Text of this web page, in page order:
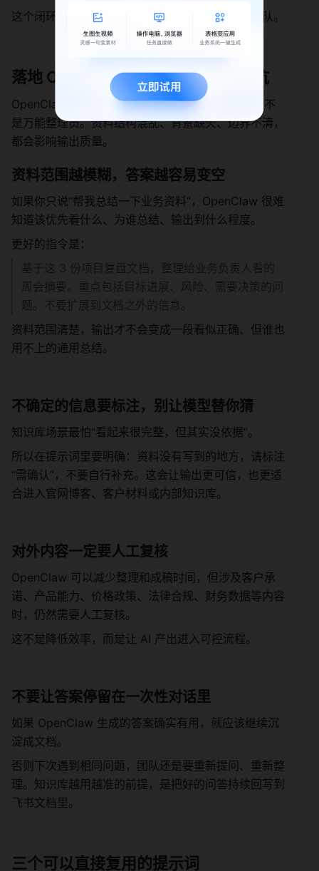
这个闭环跑通后，再逐步扩展到更多资料和更多团队。
落地 OpenClaw 时，先避开这几个坑
OpenClaw 能读资料、回答问题、总结文档，但它不
是万能整理员。资料结构混乱、背景缺失、边界不清，
都会影响输出质量。
资料范围越模糊，答案越容易变空
如果你只说“帮我总结一下业务资料”，OpenClaw 很难
知道该优先看什么、为谁总结、输出到什么程度。
更好的指令是：
基于这 3 份项目复盘文档，整理给业务负责人看的
周会摘要。重点包括目标进展、风险、需要决策的问
题。不要扩展到文档之外的信息。
资料范围清楚，输出才不会变成一段看似正确、但谁也
用不上的通用总结。
不确定的信息要标注，别让模型替你猜
知识库场景最怕“看起来很完整，但其实没依据”。
所以在提示词里要明确：资料没有写到的地方，请标注
“需确认”，不要自行补充。这会让输出更可信，也更适
合进入官网博客、客户材料或内部知识库。
对外内容一定要人工复核
OpenClaw 可以减少整理和成稿时间，但涉及客户承
诺、产品能力、价格政策、法律合规、财务数据等内容
时，仍然需要人工复核。
这不是降低效率，而是让 AI 产出进入可控流程。
不要让答案停留在一次性对话里
如果 OpenClaw 生成的答案确实有用，就应该继续沉
淀成文档。
否则下次遇到相同问题，团队还是要重新提问、重新整
理。知识库越用越准的前提，是把好的问答持续回写到
飞书文档里。
三个可以直接复用的提示词